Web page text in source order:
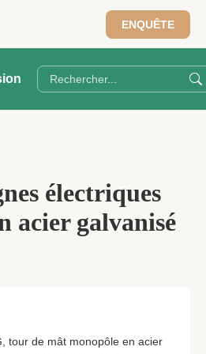
ENQUÊTE
électriques
acier galvanisé
tour de mât monopôle en acier